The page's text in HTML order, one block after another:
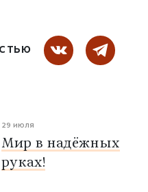
29 июля
Мир в надёжных
руках!